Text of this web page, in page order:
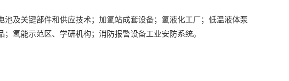
及关键部件和供应技术；加氢站成套设备；氢液化工厂；低温液体泵
氢能示范区、学研机构；消防报警设备工业安防系统。